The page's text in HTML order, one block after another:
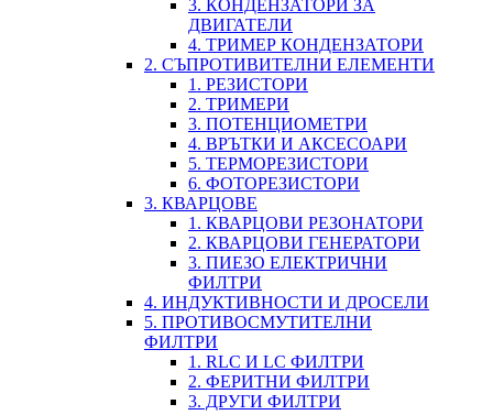
3. КОНДЕНЗАТОРИ ЗА
ДВИГАТЕЛИ
4. ТРИМЕР КОНДЕНЗАТОРИ
2. СЪПРОТИВИТЕЛНИ ЕЛЕМЕНТИ
1. РЕЗИСТОРИ
2. ТРИМЕРИ
3. ПОТЕНЦИОМЕТРИ
4. ВРЪТКИ И АКСЕСОАРИ
5. ТЕРМОРЕЗИСТОРИ
6. ФОТОРЕЗИСТОРИ
3. КВАРЦОВЕ
1. КВАРЦОВИ РЕЗОНАТОРИ
2. КВАРЦОВИ ГЕНЕРАТОРИ
3. ПИЕЗО ЕЛЕКТРИЧНИ
ФИЛТРИ
4. ИНДУКТИВНОСТИ И ДРОСЕЛИ
5. ПРОТИВОСМУТИТЕЛНИ
ФИЛТРИ
1. RLC И LC ФИЛТРИ
2. ФЕРИТНИ ФИЛТРИ
3. ДРУГИ ФИЛТРИ